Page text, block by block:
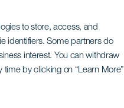
to store, access, and
identifiers. Some partners do
interest. You can withdraw
by clicking on “Learn More”